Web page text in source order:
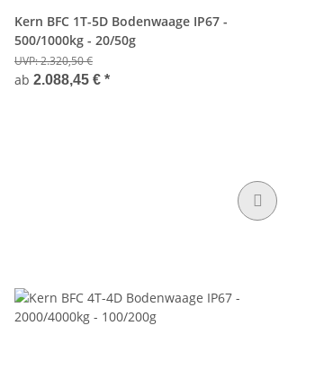
Kern BFC 1T-5D Bodenwaage IP67 -
500/1000kg - 20/50g
UVP:2.320,50 €
ab 2.088,45 € *